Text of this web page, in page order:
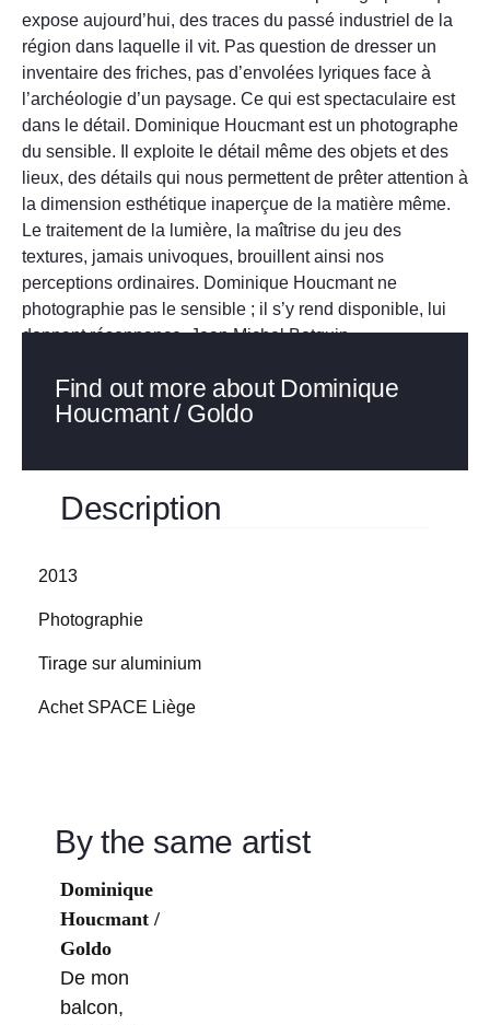
Description
2013
Photographie
Tirage sur aluminium
Achet SPACE Liège
expose aujourd’hui, des traces du passé industriel de la
région dans laquelle il vit. Pas question de dresser un
inventaire des friches, pas d’envolées lyriques face à
l’archéologie d’un paysage. Ce qui est spectaculaire est
dans le détail. Dominique Houcmant est un photographe
du sensible. Il exploite le détail même des objets et des
lieux, des détails qui nous permettent de prêter attention à
la dimension esthétique inaperçue de la matière même.
Le traitement de la lumière, la maîtrise du jeu des
textures, jamais univoques, brouillent ainsi nos
perceptions ordinaires. Dominique Houcmant ne
photographie pas le sensible ; il s’y rend disponible, lui
donnant résonnance. Jean Michel Botquin
Find out more about Dominique
Houcmant / Goldo
By the same artist
Dominique
Houcmant /
Goldo
De mon
balcon,